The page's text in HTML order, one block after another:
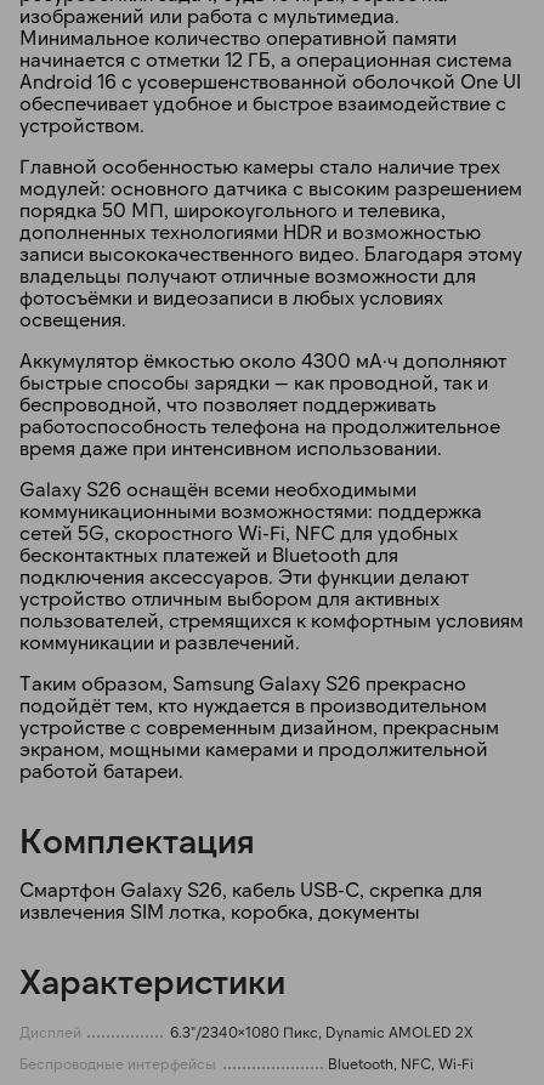
изображений или работа с мультимедиа.
Минимальное количество оперативной памяти
начинается с отметки 12 ГБ, а операционная система
Android 16 с усовершенствованной оболочкой One UI
обеспечивает удобное и быстрое взаимодействие с
устройством.
Главной особенностью камеры стало наличие трех
модулей: основного датчика с высоким разрешением
порядка 50 МП, широкоугольного и телевика,
дополненных технологиями HDR и возможностью
записи высококачественного видео. Благодаря этому
владельцы получают отличные возможности для
фотосъёмки и видеозаписи в любых условиях
освещения.
Аккумулятор ёмкостью около 4300 мА·ч дополняют
быстрые способы зарядки — как проводной, так и
беспроводной, что позволяет поддерживать
работоспособность телефона на продолжительное
время даже при интенсивном использовании.
Galaxy S26 оснащён всеми необходимыми
коммуникационными возможностями: поддержка
сетей 5G, скоростного Wi-Fi, NFC для удобных
бесконтактных платежей и Bluetooth для
подключения аксессуаров. Эти функции делают
устройство отличным выбором для активных
пользователей, стремящихся к комфортным условиям
коммуникации и развлечений.
Таким образом, Samsung Galaxy S26 прекрасно
подойдёт тем, кто нуждается в производительном
устройстве с современным дизайном, прекрасным
экраном, мощными камерами и продолжительной
работой батареи.
Комплектация
Смартфон Galaxy S26, кабель USB-C, скрепка для
извлечения SIM лотка, коробка, документы
Характеристики
Дисплей
6.3"/2340×1080 Пикс, Dynamic AMOLED 2X
Беспроводные интерфейсы
Bluetooth, NFC, Wi-Fi